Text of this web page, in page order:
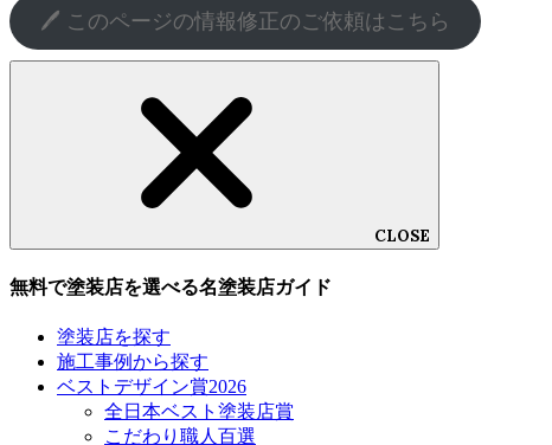
🖊️ このページの情報修正のご依頼はこちら
CLOSE
無料で塗装店を選べる名塗装店ガイド
塗装店を探す
施工事例から探す
ベストデザイン賞2026
全日本ベスト塗装店賞
こだわり職人百選